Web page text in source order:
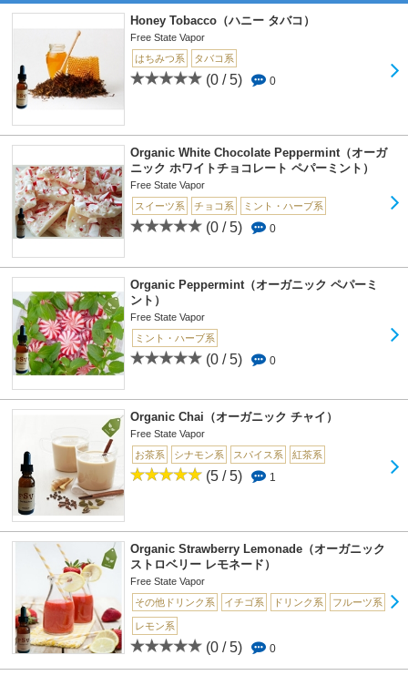
Honey Tobacco（ハニー タバコ）
Free State Vapor
はちみつ系
タバコ系
(0 / 5) 0
Organic White Chocolate Peppermint（オーガ
ニック ホワイトチョコレート ペパーミント）
Free State Vapor
スイーツ系
チョコ系 ミント・ハーブ系
(0 / 5) 0
Organic Peppermint（オーガニック ペパーミ
ント）
Free State Vapor
ミント・ハーブ系
(0 / 5) 0
Organic Chai（オーガニック チャイ）
Free State Vapor
お茶系
シナモン系 スパイス系 紅茶系
(5 / 5) 1
Organic Strawberry Lemonade（オーガニック
ストロベリー レモネード）
Free State Vapor
その他ドリンク系
イチゴ系 ドリンク系 フルーツ系
レモン系
(0 / 5) 0